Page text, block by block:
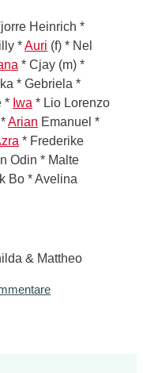
Heinrich *
*Auri (f) * Nel
* Cjay (m) *
* Gebriela *
* Iwa * Lio Lorenzo
Arian Emanuel *
* Frederike
Odin * Malte
Bo * Avelina
& Mattheo